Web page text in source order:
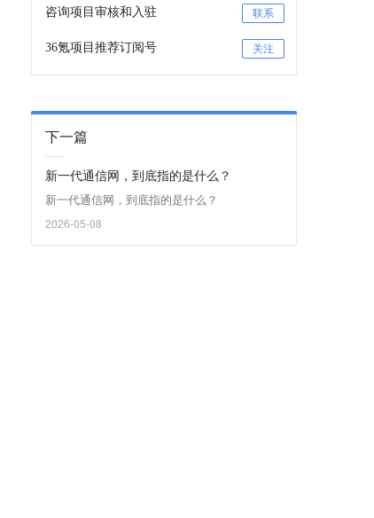
咨询项目审核和入驻 联系
36氪项目推荐订阅号 关注
下一篇
新一代通信网，到底指的是什么？
新一代通信网，到底指的是什么？
2026-05-08